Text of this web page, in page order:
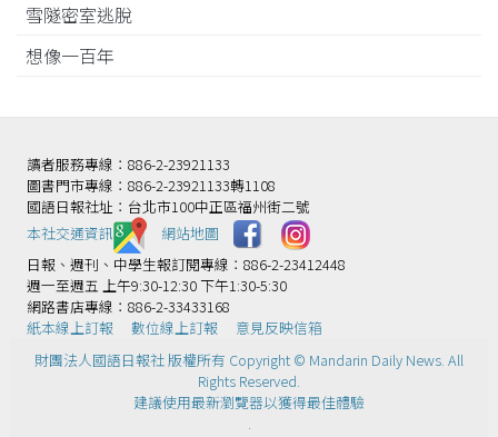
雪隧密室逃脫
想像一百年
讀者服務專線：886-2-23921133
圖書門市專線：886-2-23921133轉1108
國語日報社址：台北市100中正區福州街二號
本社交通資訊️
網站地圖
日報、週刊、中學生報訂閱專線：886-2-23412448
週一至週五 上午9:30-12:30 下午1:30-5:30
網路書店專線：886-2-33433168
紙本線上訂報
數位線上訂報
意見反映信箱
財團法人國語日報社 版權所有 Copyright © Mandarin Daily News. All
Rights Reserved.
建議使用最新瀏覽器以獲得最佳體驗
.